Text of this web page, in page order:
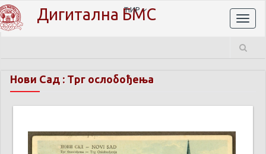
Дигитална БМС
ЋИР
Нови Сад : Трг oслобођења